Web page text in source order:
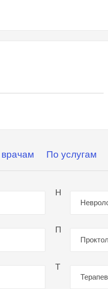
По услугам
Н
П
Т